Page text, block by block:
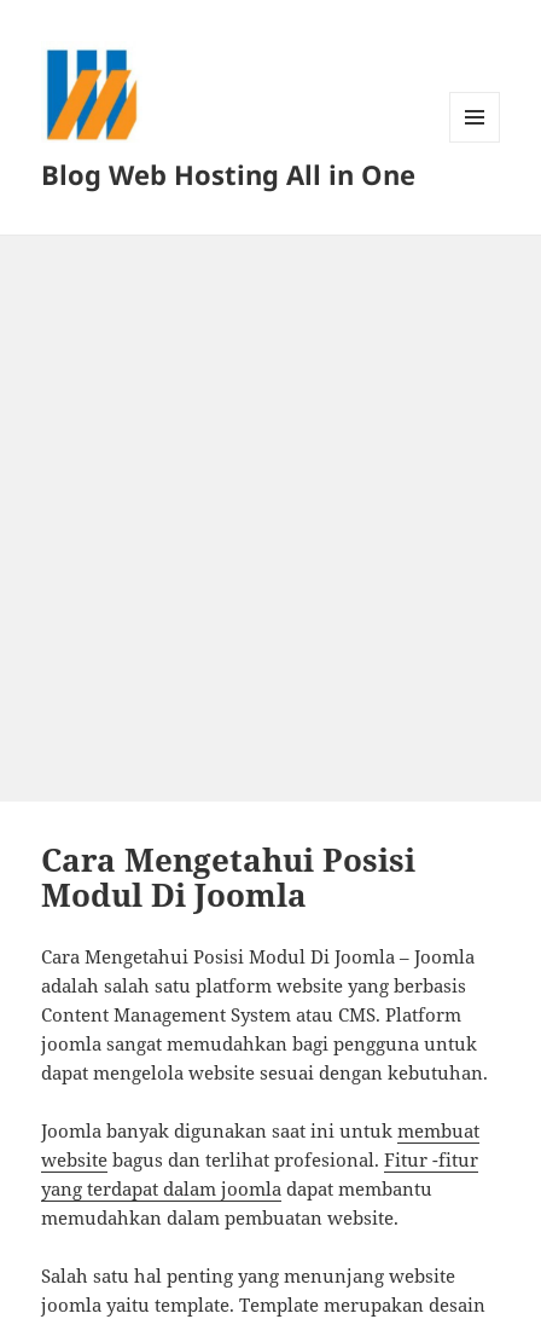
Blog Web Hosting All in One
Cara Mengetahui Posisi
Modul Di Joomla
Cara Mengetahui Posisi Modul Di Joomla – Joomla
adalah salah satu platform website yang berbasis
Content Management System atau CMS. Platform
joomla sangat memudahkan bagi pengguna untuk
dapat mengelola website sesuai dengan kebutuhan.
Joomla banyak digunakan saat ini untukmembuat
website bagus dan terlihat profesional.Fitur -fitur
yang terdapat dalam joomla dapat membantu
memudahkan dalam pembuatan website.
Salah satu hal penting yang menunjang website
joomla yaitu template. Template merupakan desain